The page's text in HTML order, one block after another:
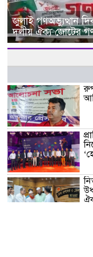
জুলাই গণঅভ্যুত্থান
দলীয় ঐক্য জোটের